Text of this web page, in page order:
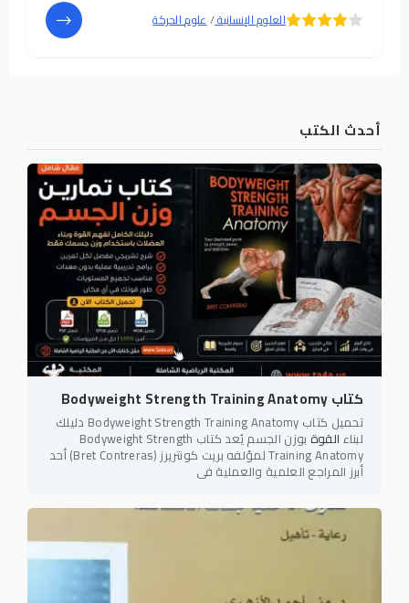
أحدث الكتب
كتاب Bodyweight Strength Training Anatomy
تحميل كتاب Bodyweight Strength Training Anatomy دليلك
لبناء القوة بوزن الجسم يُعد كتاب Bodyweight Strength
Training Anatomy لمؤلفه بريت كونتريرز (Bret Contreras) أحد
أبرز المراجع العلمية والعملية في
لدرجة أنھا قذفتھ الى جانب السیارة
العلوم الإنسانية/علوم الحركة